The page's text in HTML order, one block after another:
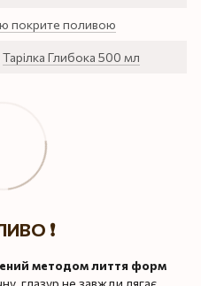
покрите поливою
Тарілка Глибока 500 мл
❗️
методом лиття форм
глазур не завжди лягає